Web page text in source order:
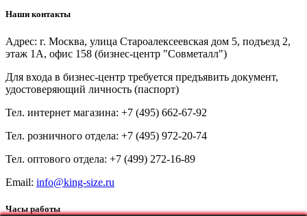
Наши контакты
Адрес: г. Москва, улица Староалексеевская дом 5, подъезд 2,
этаж 1А, офис 158 (бизнес-центр "Совметалл")
Для входа в бизнес-центр требуется предъявить документ,
удостоверяющий личность (паспорт)
Тел. интернет магазина: +7 (495) 662-67-92
Тел. розничного отдела: +7 (495) 972-20-74
Тел. оптового отдела: +7 (499) 272-16-89
Email: info@king-size.ru
Часы работы